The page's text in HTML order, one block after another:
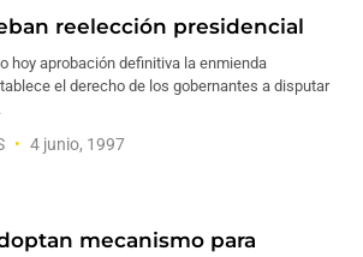
reelección presidencial
hoy aprobación definitiva la enmienda
el derecho de los gobernantes a disputar
4 junio, 1997
mecanismo para